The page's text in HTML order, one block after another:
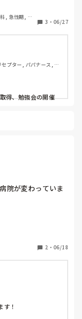
いただきたいで
, 急性期, 病
3 ・ 06/27
プター, パパナース, リ
得、勉強会の開催
表したものがプロ
しょうか？そちら
院が変わっていま
年目なのにリーダ
ーシップとなって
2 ・ 06/18
！